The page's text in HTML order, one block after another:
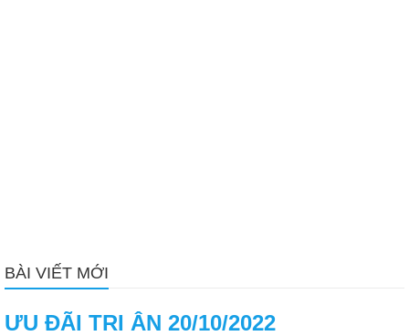
BÀI VIẾT MỚI
ƯU ĐÃI TRI ÂN 20/10/2022